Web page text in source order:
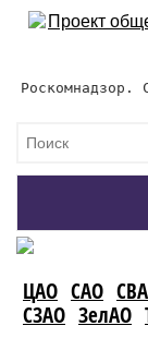
Роскомнадзор.
ЦАО САО
СЗАО ЗелАО